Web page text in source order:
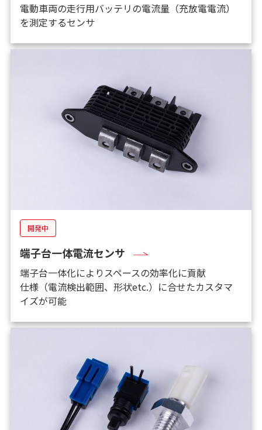
電動車両の走行用バッテリの電流量（充放電電流）
を測定するセンサ
開発中
端子台一体電流センサ
端子台一体化によりスペースの効率化に貢献
仕様（電流検出範囲、形状etc.）に合せたカスタマ
イズが可能